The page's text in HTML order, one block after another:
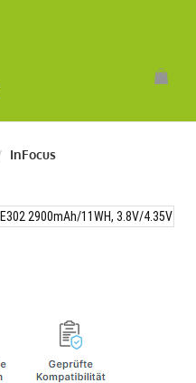
InFocus